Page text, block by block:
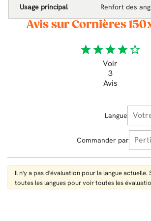
Usage principal Renfort des
Avis sur Cornières
starstarstarstarstar_border
Voir
3
Avis
Langue
Commander par
Il n'y a pas d'évaluation pour la langue actuelle.
toutes les langues pour voir toutes les